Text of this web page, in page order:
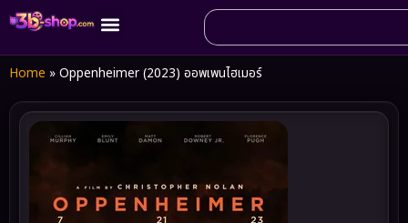
Home » Oppenheimer (2023) ออพเพนไฮเมอร์